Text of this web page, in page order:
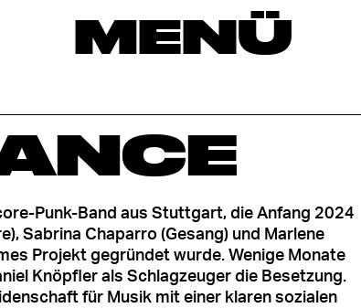
MENÜ
Punk-Band aus Stuttgart, die Anfang 2024
Sabrina Chaparro (Gesang) und Marlene
Projekt gegründet wurde. Wenige Monate
Knöpfler als Schlagzeuger die Besetzung.
für Musik mit einer klaren sozialen